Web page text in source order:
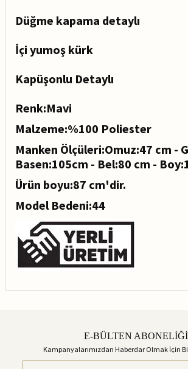
Düğme kapama detaylı
İçi yumoş kürk
Kapüşonlu Detaylı
Renk:Mavi
Malzeme:%100 Poliester
Manken Ölçüleri:Omuz:47 cm -
Basen:105cm - Bel:80 cm -
Ürün boyu:87 cm'dir.
Model Bedeni:44
E-BÜLTEN ABONELİĞİ
Kampanyalarımızdan Haberdar Olmak İçin